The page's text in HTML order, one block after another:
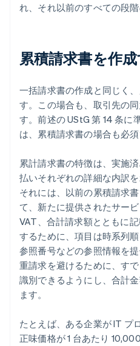
れ、それ以前のすべての段
累積請求書を作
一括請求書の作成と同じく
す。この場合も、取引先の
す。前述の UStG 第 14 条に
は、累積請求書の場合も必須
累計請求書の特徴は、実施
払いそれぞれの詳細な内訳
それには、以前の累積請求
て、新たに提供されたサー
VAT、合計請求額とともに
するために、項目は時系列
参照番号などの参照情報を
重請求を避けるために、す
識別できるようにし、合計
ます。
たとえば、ある企業が IT プ
正味価格が 1 台あたり